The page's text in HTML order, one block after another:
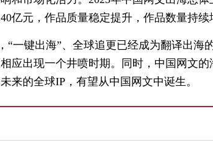
亿元，作品质量稳定提升，作品数量持续
一键出海”、全球追更已经成为翻译出海
应出现一个井喷时期。同时，中国网文的
来的全球IP，有望从中国网文中诞生。